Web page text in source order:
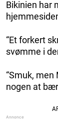
Bikinien har
“Et forkert
svømme i
“Smuk, men
nogen at